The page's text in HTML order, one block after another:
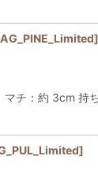
]
チ：約 3cm
]